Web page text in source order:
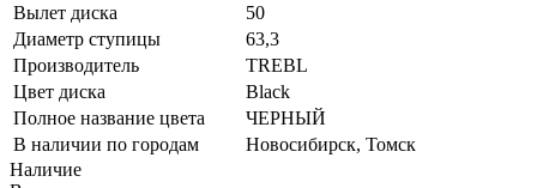
Вылет диска
50
Диаметр ступицы
63,3
Производитель
TREBL
Цвет диска
Black
Полное название цвета
ЧЕРНЫЙ
В наличии по городам
Новосибирск, Томск
Наличие